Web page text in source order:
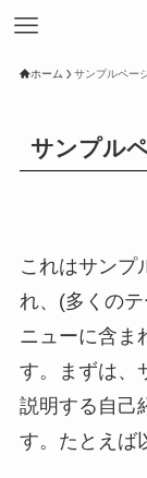
ホーム サンプルペー
サンプル
これはサンプ
れ、(多くの
ニューに含ま
す。まずは、
説明する自己
す。たとえば